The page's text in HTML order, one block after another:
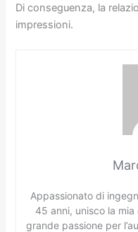
Di conseguenza, la
impressioni.
Appassionato di
45 anni, unisco la
grande passione per